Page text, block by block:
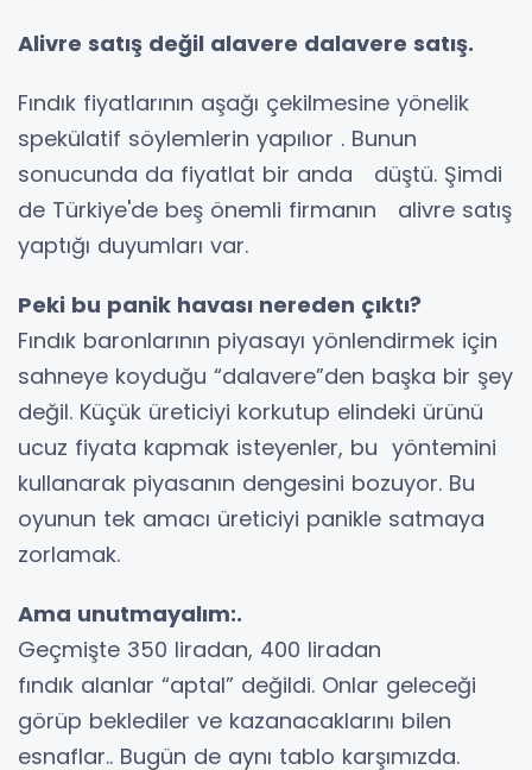
Alivre satış değil alavere dalavere satış.
Fındık fiyatlarının aşağı çekilmesine yönelik
spekülatif söylemlerin yapılıor . Bunun
sonucunda da fiyatlat bir anda düştü. Şimdi
de Türkiye'de beş önemli firmanın alivre satış
yaptığı duyumları var.
Peki bu panik havası nereden çıktı?
Fındık baronlarının piyasayı yönlendirmek için
sahneye koyduğu “dalavere”den başka bir şey
değil. Küçük üreticiyi korkutup elindeki ürünü
ucuz fiyata kapmak isteyenler, bu yöntemini
kullanarak piyasanın dengesini bozuyor. Bu
oyunun tek amacı üreticiyi panikle satmaya
zorlamak.
Ama unutmayalım:.
Geçmişte 350 liradan, 400 liradan
fındık alanlar “aptal” değildi. Onlar geleceği
görüp beklediler ve kazanacaklarını bilen
esnaflar.. Bugün de aynı tablo karşımızda.